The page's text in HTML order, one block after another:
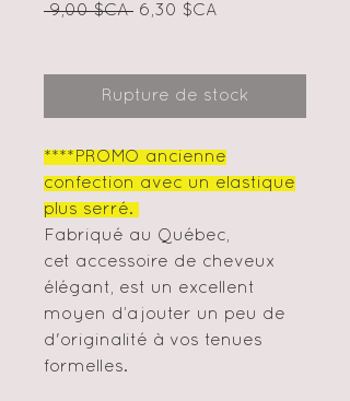
9,00 $CA Prix
6,30 $CA
Rupture de stock
****PROMO ancienne
confection avec un elastique
plus serré.
Fabriqué au Québec,
cet accessoire de cheveux
élégant, est un excellent
moyen d’ajouter un peu de
d'originalité à vos tenues
formelles.